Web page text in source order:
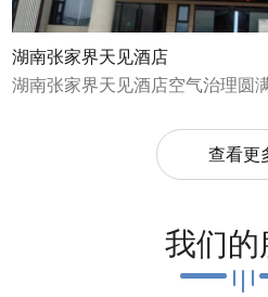
湖南张家界天见酒店
湖南张家界天见酒店空气治理圆
查看更
我们的